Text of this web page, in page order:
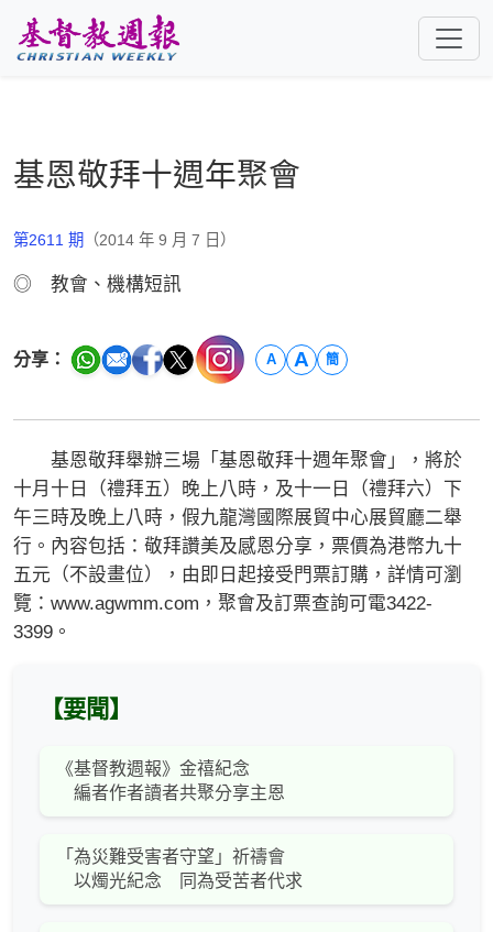
基恩敬拜十週年聚會
第2611 期 （2014 年 9 月 7 日）
◎ 教會、機構短訊
分享： A A 簡
基恩敬拜舉辦三場「基恩敬拜十週年聚會」，將於
十月十日（禮拜五）晚上八時，及十一日（禮拜六）下
午三時及晚上八時，假九龍灣國際展貿中心展貿廳二舉
行。內容包括：敬拜讚美及感恩分享，票價為港幣九十
五元（不設畫位），由即日起接受門票訂購，詳情可瀏
覽：www.agwmm.com，聚會及訂票查詢可電3422-
3399。
【要聞】
《基督教週報》金禧紀念
編者作者讀者共聚分享主恩
「為災難受害者守望」祈禱會
以燭光紀念 同為受苦者代求